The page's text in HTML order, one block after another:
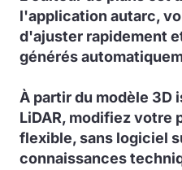
l'application autarc,
d'ajuster rapidement
générés
À partir du modèle 3D
LiDAR, modifiez votre
flexible, sans logiciel
connaissances